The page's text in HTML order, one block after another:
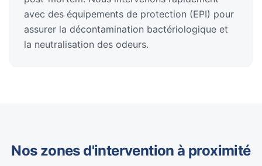
avec des équipements de protection (EPI) pour
assurer la décontamination bactériologique et
la neutralisation des odeurs.
Nos zones d'intervention à proximité